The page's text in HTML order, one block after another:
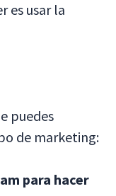
es usar la
puedes
de marketing:
para hacer